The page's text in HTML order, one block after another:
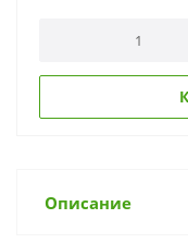
Описание